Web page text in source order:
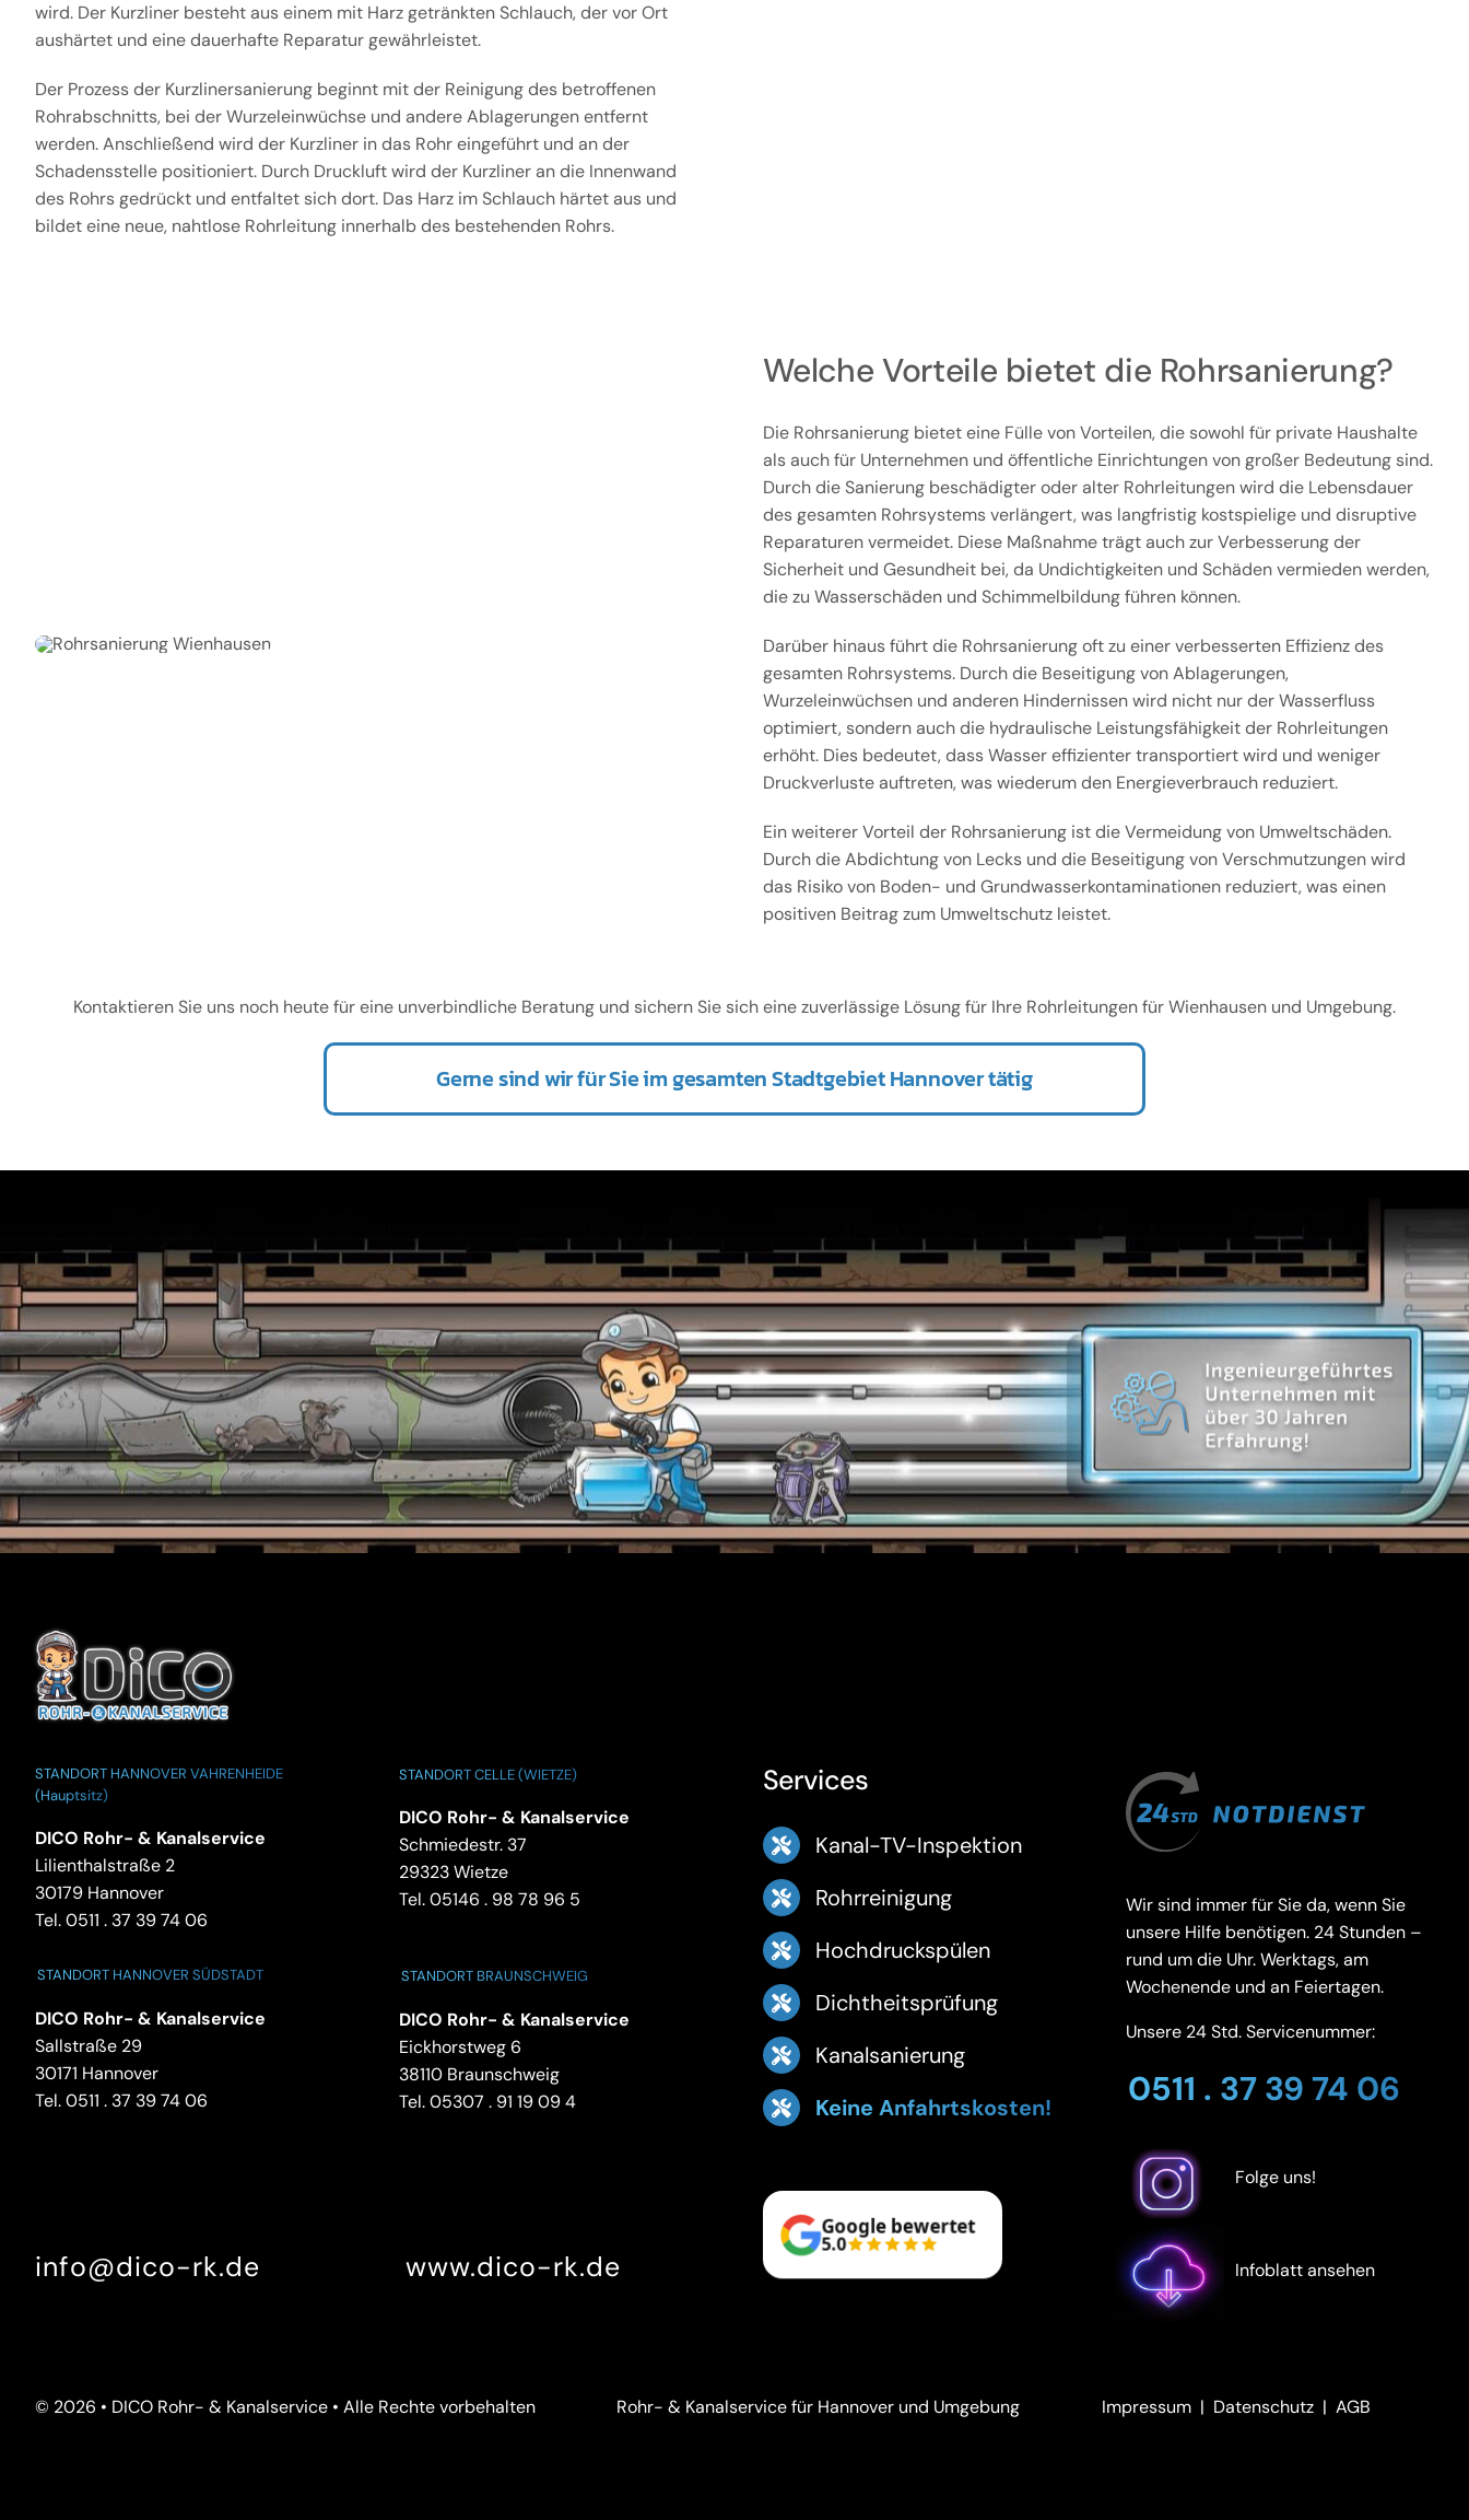
wird. Der Kurzliner besteht aus einem mit Harz getränkten Schlauch, der vor Ort
aushärtet und eine dauerhafte Reparatur gewährleistet.
Der Prozess der Kurzlinersanierung beginnt mit der Reinigung des betroffenen
Rohrabschnitts, bei der Wurzeleinwüchse und andere Ablagerungen entfernt
werden. Anschließend wird der Kurzliner in das Rohr eingeführt und an der
Schadensstelle positioniert. Durch Druckluft wird der Kurzliner an die Innenwand
des Rohrs gedrückt und entfaltet sich dort. Das Harz im Schlauch härtet aus und
bildet eine neue, nahtlose Rohrleitung innerhalb des bestehenden Rohrs.
Welche Vorteile bietet die Rohrsanierung?
Die Rohrsanierung bietet eine Fülle von Vorteilen, die sowohl für private Haushalte
als auch für Unternehmen und öffentliche Einrichtungen von großer Bedeutung sind.
Durch die Sanierung beschädigter oder alter Rohrleitungen wird die Lebensdauer
des gesamten Rohrsystems verlängert, was langfristig kostspielige und disruptive
Reparaturen vermeidet. Diese Maßnahme trägt auch zur Verbesserung der
Sicherheit und Gesundheit bei, da Undichtigkeiten und Schäden vermieden werden,
die zu Wasserschäden und Schimmelbildung führen können.
Darüber hinaus führt die Rohrsanierung oft zu einer verbesserten Effizienz des
gesamten Rohrsystems. Durch die Beseitigung von Ablagerungen,
Wurzeleinwüchsen und anderen Hindernissen wird nicht nur der Wasserfluss
optimiert, sondern auch die hydraulische Leistungsfähigkeit der Rohrleitungen
erhöht. Dies bedeutet, dass Wasser effizienter transportiert wird und weniger
Druckverluste auftreten, was wiederum den Energieverbrauch reduziert.
Ein weiterer Vorteil der Rohrsanierung ist die Vermeidung von Umweltschäden.
Durch die Abdichtung von Lecks und die Beseitigung von Verschmutzungen wird
das Risiko von Boden- und Grundwasserkontaminationen reduziert, was einen
positiven Beitrag zum Umweltschutz leistet.
Kontaktieren Sie uns noch heute für eine unverbindliche Beratung und sichern Sie sich eine zuverlässige Lösung für Ihre Rohrleitungen für Wienhausen und Umgebung.
Gerne sind wir für Sie im gesamten Stadtgebiet Hannover tätig
STANDORT HANNOVER VAHRENHEIDE
(Hauptsitz)
DICO Rohr- & Kanalservice
Lilienthalstraße 2
30179 Hannover
Tel.0511 . 37 39 74 06
STANDORT HANNOVER SÜDSTADT
DICO Rohr- & Kanalservice
Sallstraße 29
30171 Hannover
Tel.0511 . 37 39 74 06
STANDORT CELLE (WIETZE)
DICO Rohr- & Kanalservice
Schmiedestr. 37
29323 Wietze
Tel. 05146 . 98 78 96 5
STANDORT BRAUNSCHWEIG
DICO Rohr- & Kanalservice
Eickhorstweg 6
38110 Braunschweig
Tel. 05307 . 91 19 09 4
Services
Kanal-TV-Inspektion
Rohrreinigung
Hochdruckspülen
Dichtheitsprüfung
Kanalsanierung
Keine Anfahrtskosten!
Google bewertet
5.0
Wir sind immer für Sie da, wenn Sie
unsere Hilfe benötigen. 24 Stunden –
rund um die Uhr. Werktags, am
Wochenende und an Feiertagen.
Unsere 24 Std. Servicenummer:
0511 . 37 39 74 06
Folge uns!
Infoblatt ansehen
info@dico-rk.de www.dico-rk.de
© 2026 • DICO Rohr- & Kanalservice • Alle Rechte vorbehalten Rohr- & Kanalservice für Hannover und Umgebung Impressum | Datenschutz | AGB